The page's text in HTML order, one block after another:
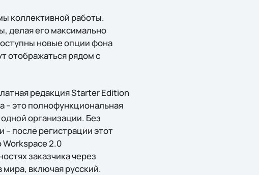
коллективной работы.
делая его максимально
новые опции фона
отображаться рядом с
редакция Starter Edition
– это полнофункциональная
организации. Без
– после регистрации этот
Workspace 2.0
заказчика через
включая русский.